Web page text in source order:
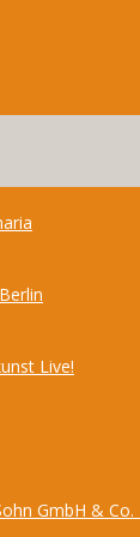
Live!
GmbH & Co.